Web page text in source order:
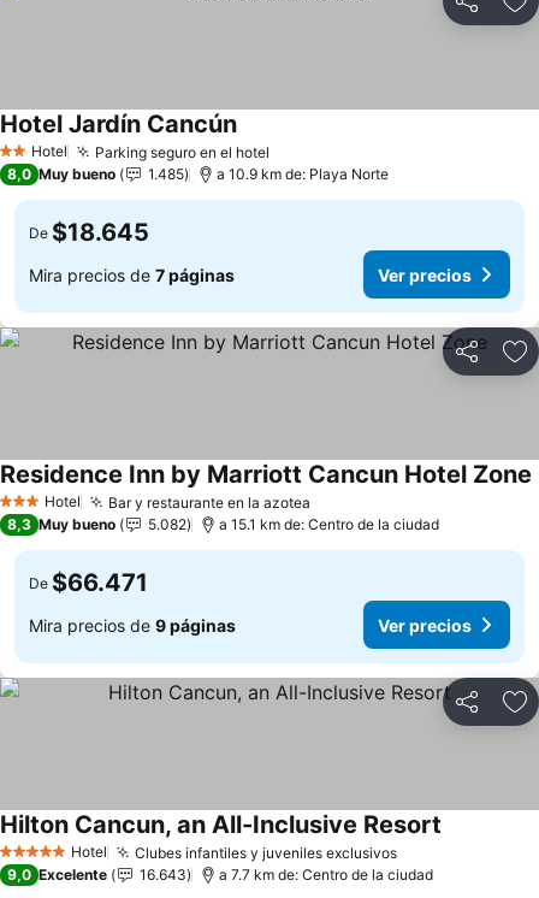
Compartir
2 Estrellas
Hotel Parking seguro en el hotel
Hotel Jardín CancúnVer precios
8,0 Muy bueno 1.485 a 10.9 km de: Playa Norte
De $18.645
Mira precios de 7 páginas Ver precios
Compartir
3 Estrellas
Hotel Bar y restaurante en la azotea
Residence Inn by Marriott Cancun Hotel Zone
8,3 Muy bueno 5.082 a 15.1 km de: Centro de la ciudad
De $66.471
Mira precios de 9 páginas Ver precios
Compartir
5 Estrellas Hotel Clubes infantiles y juveniles exclusivosVer precios
Hilton Cancun, an All-Inclusive Resort
9,0 Excelente 16.643 a 7.7 km de: Centro de la ciudad